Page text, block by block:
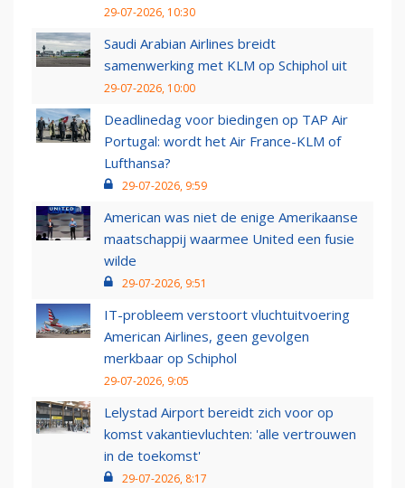
29-07-2026, 10:30
Saudi Arabian Airlines breidt
samenwerking met KLM op Schiphol uit
29-07-2026, 10:00
Deadlinedag voor biedingen op TAP Air
Portugal: wordt het Air France-KLM of
Lufthansa?
29-07-2026, 9:59
American was niet de enige Amerikaanse
maatschappij waarmee United een fusie
wilde
29-07-2026, 9:51
IT-probleem verstoort vluchtuitvoering
American Airlines, geen gevolgen
merkbaar op Schiphol
29-07-2026, 9:05
Lelystad Airport bereidt zich voor op
komst vakantievluchten: 'alle vertrouwen
in de toekomst'
29-07-2026, 8:17